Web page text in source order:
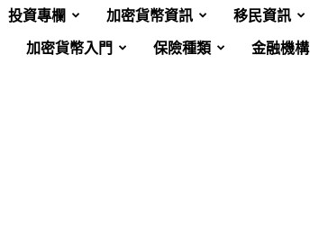
投資專欄 加密貨幣資訊 移民資訊
加密貨幣入門 保險種類 金融機構